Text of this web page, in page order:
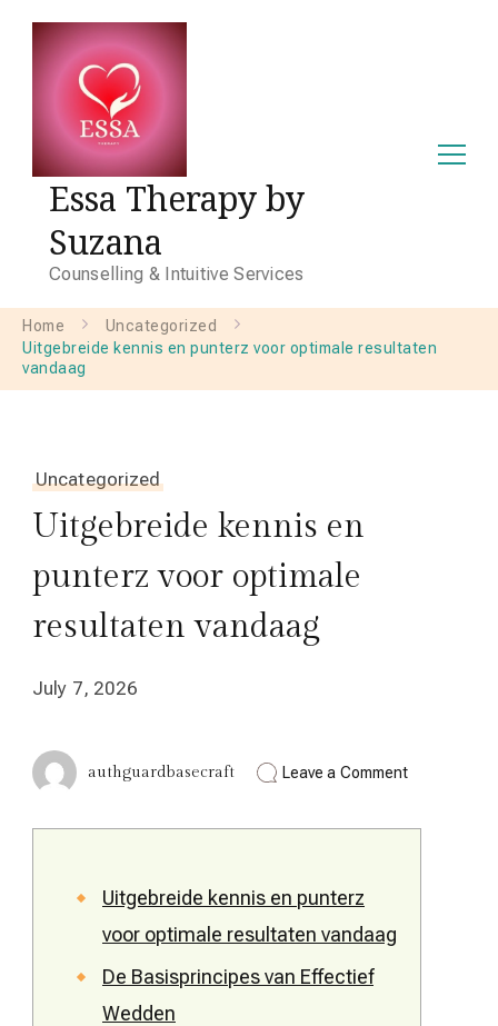
Essa Therapy by
Suzana
Counselling & Intuitive Services
Home
Uncategorized
Uitgebreide kennis en punterz voor optimale resultaten
vandaag
Uncategorized
Uitgebreide kennis en
punterz voor optimale
resultaten vandaag
July 7, 2026
authguardbasecraft Leave a Commenton
en
Uitgebreide kennis en punterz
voor optimale resultaten vandaag
De Basisprincipes van Effectief
Wedden